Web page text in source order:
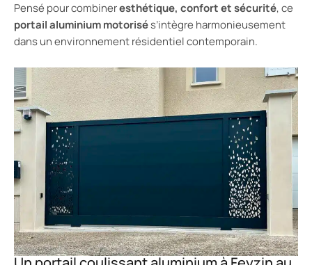
Pensé pour combineresthétique, confort et sécurité, ce
portail aluminium motorisés’intègre harmonieusement
dans un environnement résidentiel contemporain.